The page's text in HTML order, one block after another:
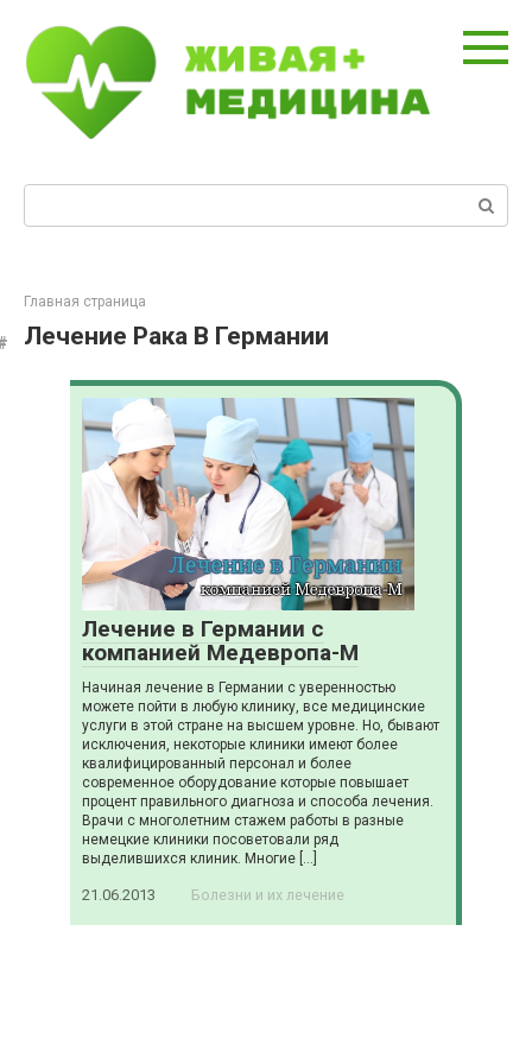
контенту
Главная страница
Лечение Рака В Германии
Лечение в Германии с
компанией Медевропа-М
Начиная лечение в Германии с уверенностью
можете пойти в любую клинику, все медицинские
услуги в этой стране на высшем уровне. Но, бывают
исключения, некоторые клиники имеют более
квалифицированный персонал и более
современное оборудование которые повышает
процент правильного диагноза и способа лечения.
Врачи с многолетним стажем работы в разные
немецкие клиники посоветовали ряд
выделившихся клиник. Многие […]
21.06.2013 Болезни и их лечение